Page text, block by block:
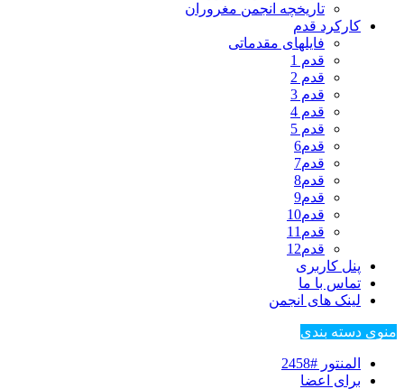
تاریخچه انجمن مغروران
کارکرد قدم
فایلهای مقدماتی
قدم 1
قدم 2
قدم 3
قدم 4
قدم 5
قدم6
قدم7
قدم8
قدم9
قدم10
قدم11
قدم12
پنل کاربری
تماس با ما
لینک های انجمن
منوی دسته بندی
المنتور #2458
برای اعضا